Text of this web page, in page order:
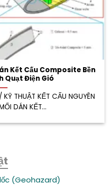
Kết Cấu Composite Bền
Quạt Điện Gió
THUẬT KẾT CẤU NGUYÊN
DÁN KẾT...
(Geohazard)